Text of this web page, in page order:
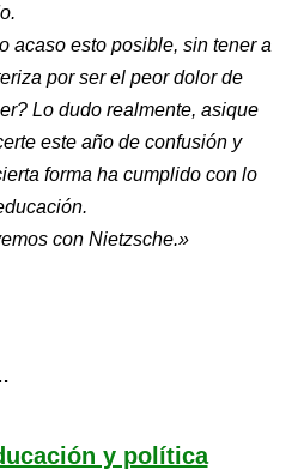
acaso esto posible, sin tener a
por ser el peor dolor de
Lo dudo realmente, asique
este año de confusión y
forma ha cumplido con lo
con Nietzsche.»
y política